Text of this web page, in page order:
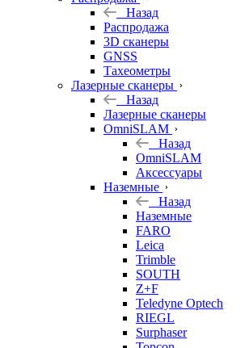
оборудование
Назад
Распродажа
3D сканеры
GNSS
Тахеометры
Лазерные сканеры
Назад
Лазерные сканеры
OmniSLAM
Назад
OmniSLAM
Аксессуары
Наземные
Назад
Наземные
FARO
Leica
Trimble
SOUTH
Z+F
Teledyne Optech
RIEGL
Surphaser